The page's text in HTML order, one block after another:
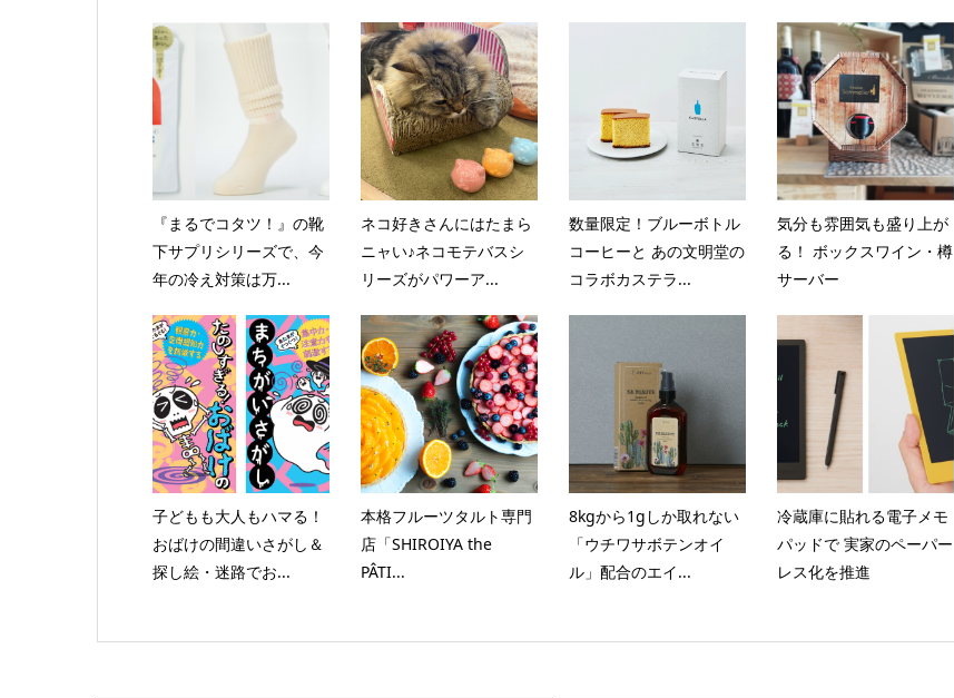
『まるでコタツ！』の靴
下サプリシリーズで、今
年の冷え対策は万...
ネコ好きさんにはたまら
ニャい♪ネコモテバスシ
リーズがパワーア...
数量限定！ブルーボトル
コーヒーと あの文明堂の
コラボカステラ...
気分も雰囲気も盛り上が
る！ ボックスワイン・樽
サーバー
子どもも大人もハマる！
おばけの間違いさがし＆
探し絵・迷路でお...
本格フルーツタルト専門
店「SHIROIYA the
PÂTI...
8kgから1gしか取れない
「ウチワサボテンオイ
ル」配合のエイ...
冷蔵庫に貼れる電子メモ
パッドで 実家のペーパー
レス化を推進